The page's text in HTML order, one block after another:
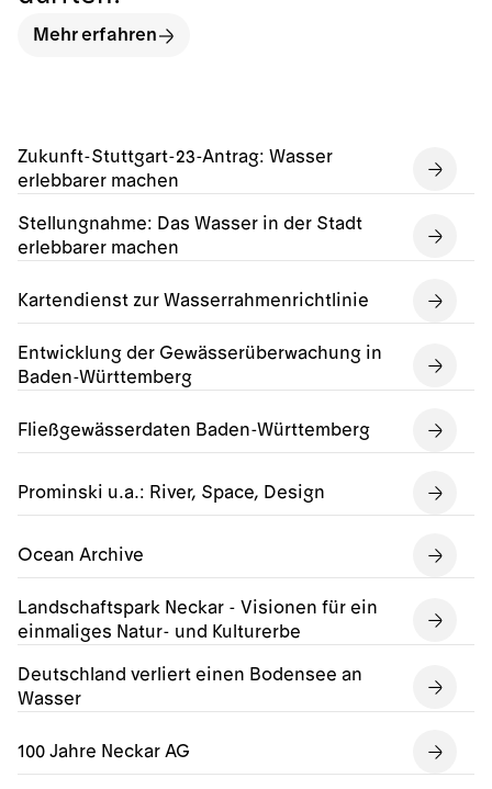
Zukunft-Stuttgart-23-Antrag: Wasser
erlebbarer machen
Stellungnahme: Das Wasser in der Stadt
erlebbarer machen
Kartendienst zur Wasserrahmenrichtlinie
Entwicklung der Gewässerüberwachung in
Baden-Württemberg
Fließgewässerdaten Baden-Württemberg
Prominski u.a.: River, Space, Design
Ocean Archive
Landschaftspark Neckar - Visionen für ein
einmaliges Natur- und Kulturerbe
Deutschland verliert einen Bodensee an
Wasser
100 Jahre Neckar AG
Mehr erfahren